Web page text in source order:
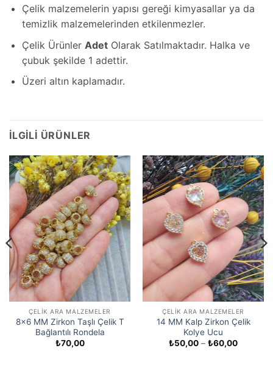
Çelik malzemelerin yapısı gereği kimyasallar ya da
temizlik malzemelerinden etkilenmezler.
Çelik Ürünler AdetOlarak Satılmaktadır. Halka ve
çubuk şekilde 1 adettir.
Üzeri altın kaplamadır.
İLGILI ÜRÜNLER
ÇELIK ARA MALZEMELER
8×6 MM Zirkon Taşlı Çelik T
Bağlantılı Rondela
₺70,00
ÇELIK ARA MALZEMELER
14 MM Kalp Zirkon Çelik
Kolye Ucu
₺50,00 – ₺60,00Fiyat